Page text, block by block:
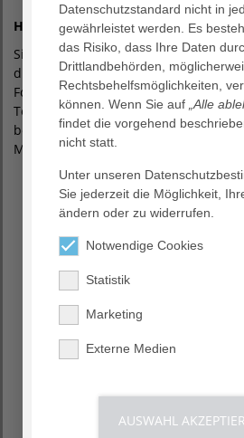
Hinweis:
Sie sind neu bei uns (privat oder
diesem Fall ist die Nutzung des
Formulars leider nicht möglich. Wir
Terminvereinbarung. Weiterhin ist
bei Neuverordnungen sowie nicht
Medikation erforderlich.
Anrede
Vorname *
Nachname
Datenschutzstandard nicht in
gewährleistet werden. Es
das Risiko, dass Ihre Daten
Drittlandbehörden,
Rechtsbehelfsmöglichkeiten,
können. Wenn Sie auf „Alle
findet die vorgehend
nicht statt.
Unter unseren
Sie jederzeit die Möglichkeit,
ändern oder zu widerrufen.
Notwendige Cookies
Statistik
Marketing
Externe Medien
AUSWAHL